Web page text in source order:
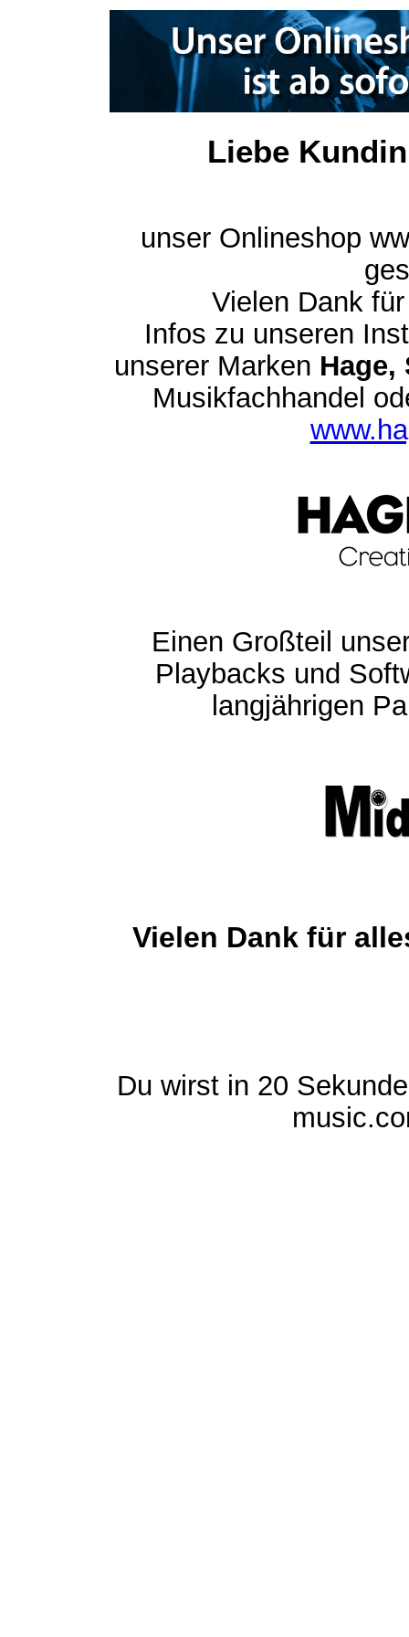
Liebe
unser Onlineshop
Vielen Dank
Infos zu unseren
unserer Marken Hage,
Musikfachhandel
Einen Großteil
Playbacks und
langjährigen
Vielen Dank für
Du wirst in 20